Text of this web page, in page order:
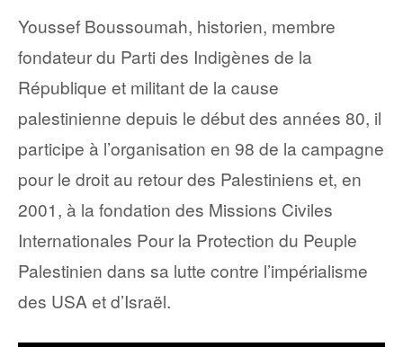
Youssef Boussoumah, historien, membre
fondateur du Parti des Indigènes de la
République et militant de la cause
palestinienne depuis le début des années 80, il
participe à l’organisation en 98 de la campagne
pour le droit au retour des Palestiniens et, en
2001, à la fondation des Missions Civiles
Internationales Pour la Protection du Peuple
Palestinien dans sa lutte contre l’impérialisme
des USA et d’Israël.